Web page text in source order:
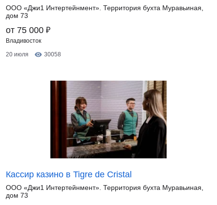
ООО «Джи1 Интертейнмент». Территория бухта Муравьиная,
дом 73
от 75 000 ₽
Владивосток
20 июля
30058
Кассир казино в Tigre de Cristal
ООО «Джи1 Интертейнмент». Территория бухта Муравьиная,
дом 73